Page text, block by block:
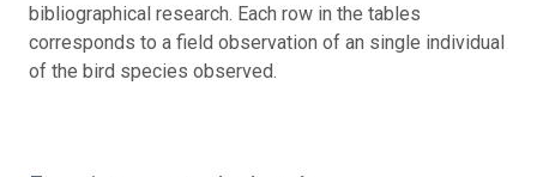
bibliographical research. Each row in the tables
corresponds to a field observation of an single individual
of the bird species observed.